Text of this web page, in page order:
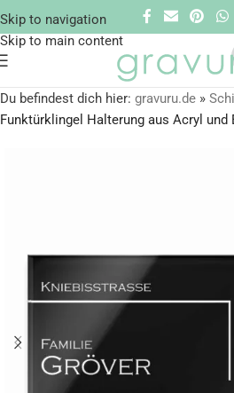
Skip to navigation
Skip to main content
Du befindest dich hier: gravuru.de »
Funktürklingel Halterung aus Acryl